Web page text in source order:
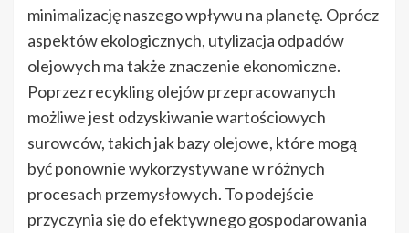
minimalizację naszego wpływu na planetę. Oprócz
aspektów ekologicznych, utylizacja odpadów
olejowych ma także znaczenie ekonomiczne.
Poprzez recykling olejów przepracowanych
możliwe jest odzyskiwanie wartościowych
surowców, takich jak bazy olejowe, które mogą
być ponownie wykorzystywane w różnych
procesach przemysłowych. To podejście
przyczynia się do efektywnego gospodarowania